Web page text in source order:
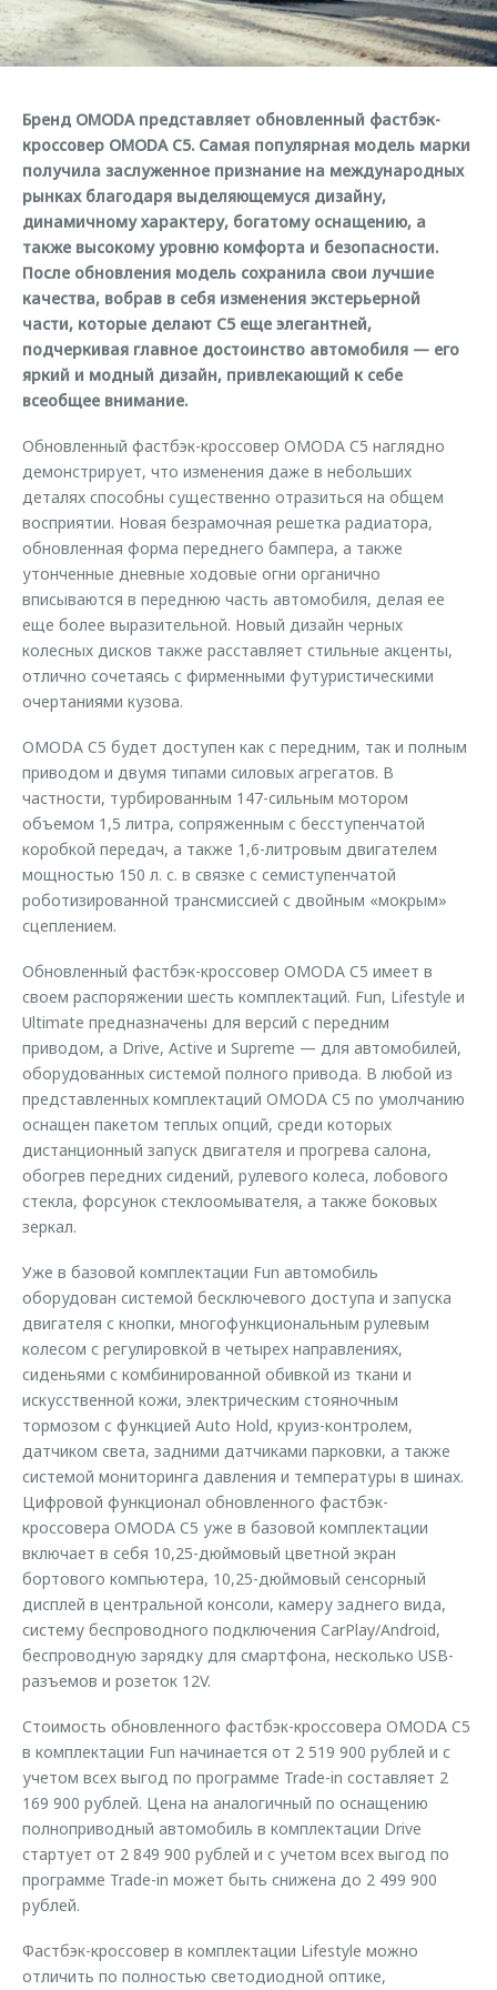
Страхование
Кредитный калькулятор
Одежда и сувениры
Оригинальные аксессуары
Запчасти
Трейд-ин
Калькулятор трейд-ин
Клиентская поддержка
O&J Автоклуб
Приложение O&J
Аксессуары
Одежда и сувениры
Оригинальные аксессуары
Запчасти
Обратная связь
Бренд OMODA представляет обновленный фастбэк-
кроссовер OMODA C5. Самая популярная модель марки
получила заслуженное признание на международных
рынках благодаря выделяющемуся дизайну,
динамичному характеру, богатому оснащению, а
также высокому уровню комфорта и безопасности.
После обновления модель сохранила свои лучшие
качества, вобрав в себя изменения экстерьерной
части, которые делают C5 еще элегантней,
подчеркивая главное достоинство автомобиля — его
яркий и модный дизайн, привлекающий к себе
всеобщее внимание.
Обновленный фастбэк-кроссовер OMODA C5 наглядно
демонстрирует, что изменения даже в небольших
деталях способны существенно отразиться на общем
восприятии. Новая безрамочная решетка радиатора,
обновленная форма переднего бампера, а также
утонченные дневные ходовые огни органично
вписываются в переднюю часть автомобиля, делая ее
еще более выразительной. Новый дизайн черных
колесных дисков также расставляет стильные акценты,
отлично сочетаясь с фирменными футуристическими
очертаниями кузова.
OMODA C5 будет доступен как с передним, так и полным
приводом и двумя типами силовых агрегатов. В
частности, турбированным 147-сильным мотором
объемом 1,5 литра, сопряженным с бесступенчатой
коробкой передач, а также 1,6-литровым двигателем
мощностью 150 л. с. в связке с семиступенчатой
роботизированной трансмиссией с двойным «мокрым»
сцеплением.
Обновленный фастбэк-кроссовер OMODA C5 имеет в
своем распоряжении шесть комплектаций. Fun, Lifestyle и
Ultimate предназначены для версий с передним
приводом, а Drive, Active и Supreme — для автомобилей,
оборудованных системой полного привода. В любой из
представленных комплектаций OMODA C5 по умолчанию
оснащен пакетом теплых опций, среди которых
дистанционный запуск двигателя и прогрева салона,
обогрев передних сидений, рулевого колеса, лобового
стекла, форсунок стеклоомывателя, а также боковых
зеркал.
Уже в базовой комплектации Fun автомобиль
оборудован системой бесключевого доступа и запуска
двигателя с кнопки, многофункциональным рулевым
колесом с регулировкой в четырех направлениях,
сиденьями с комбинированной обивкой из ткани и
искусственной кожи, электрическим стояночным
тормозом с функцией Auto Hold, круиз-контролем,
датчиком света, задними датчиками парковки, а также
системой мониторинга давления и температуры в шинах.
Цифровой функционал обновленного фастбэк-
кроссовера OMODA C5 уже в базовой комплектации
включает в себя 10,25-дюймовый цветной экран
бортового компьютера, 10,25-дюймовый сенсорный
дисплей в центральной консоли, камеру заднего вида,
систему беспроводного подключения CarPlay/Android,
беспроводную зарядку для смартфона, несколько USB-
разъемов и розеток 12V.
Стоимость обновленного фастбэк-кроссовера OMODA C5
в комплектации Fun начинается от 2 519 900 рублей и с
учетом всех выгод по программе Trade-in составляет 2
169 900 рублей. Цена на аналогичный по оснащению
полноприводный автомобиль в комплектации Drive
стартует от 2 849 900 рублей и с учетом всех выгод по
программе Trade-in может быть снижена до 2 499 900
рублей.
Фастбэк-кроссовер в комплектации Lifestyle можно
отличить по полностью светодиодной оптике,